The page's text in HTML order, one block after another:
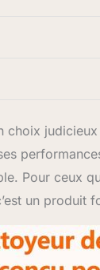
choix
Pour ceux
un produit